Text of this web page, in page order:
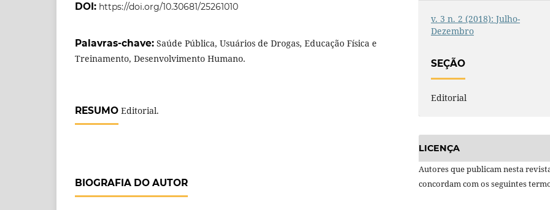
DOI: https://doi.org/10.30681/25261010
Palavras-chave: Saúde Pública, Usuários de Drogas, Educação Física e
Treinamento, Desenvolvimento Humano.
RESUMO Editorial.
BIOGRAFIA DO AUTOR
v. 3 n. 2 (2018): Julho-
Dezembro
SEÇÃO
Editorial
LICENÇA
Autores que publicam nesta
concordam com os seguintes